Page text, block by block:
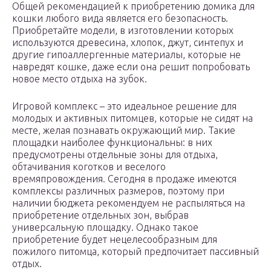
Общей рекомендацией к приобретению домика для
кошки любого вида является его безопасность.
Приобретайте модели, в изготовлении которых
используются древесина, хлопок, джут, синтепух и
другие гипоаллергенные материалы, которые не
навредят кошке, даже если она решит попробовать
новое место отдыха на зубок.
Игровой комплекс – это идеальное решение для
молодых и активных питомцев, которые не сидят на
месте, желая познавать окружающий мир. Такие
площадки наиболее функциональны: в них
предусмотрены отдельные зоны для отдыха,
обтачивания коготков и веселого
времяпровождения. Сегодня в продаже имеются
комплексы различных размеров, поэтому при
наличии бюджета рекомендуем не распыляться на
приобретение отдельных зон, выбрав
универсальную площадку. Однако такое
приобретение будет нецелесообразным для
пожилого питомца, который предпочитает пассивный
отдых.